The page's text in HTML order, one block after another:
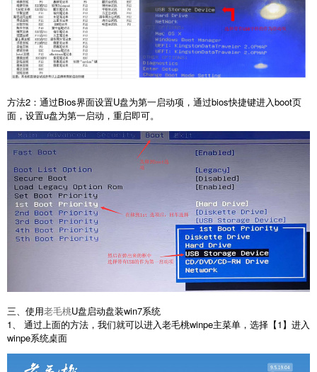
方法2：通过Bios界面设置U盘为第一启动项，通过bios快捷键进入boot页
面，设置u盘为第一启动，重启即可。
三、使用老毛桃U盘启动盘装win7系统
1、 通过上面的方法，我们就可以进入老毛桃winpe主菜单，选择【1】进入
winpe系统桌面